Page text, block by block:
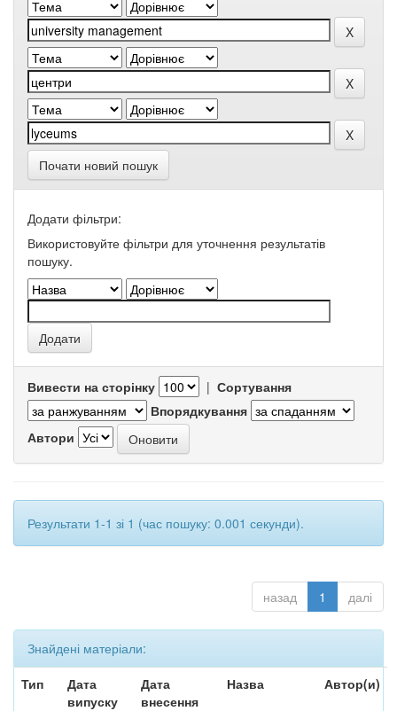
Почати новий пошук
Додати фільтри:
Використовуйте фільтри для уточнення результатів
пошуку.
Вивести на сторінку | Сортування
Впорядкування
Автори
Результати 1-1 зі 1 (час пошуку: 0.001 секунди).
назад 1 далі
Знайдені матеріали:
Тип
Дата
випуску
Дата
внесення
Назва Автор(и)